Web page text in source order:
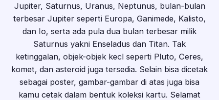
Jupiter, Saturnus, Uranus, Neptunus, bulan-bulan
terbesar Jupiter seperti Europa, Ganimede, Kalisto,
dan Io, serta ada pula dua bulan terbesar milik
Saturnus yakni Enseladus dan Titan. Tak
ketinggalan, objek-objek kecl seperti Pluto, Ceres,
komet, dan asteroid juga tersedia. Selain bisa dicetak
sebagai poster, gambar-gambar di atas juga bisa
kamu cetak dalam bentuk koleksi kartu. Selamat